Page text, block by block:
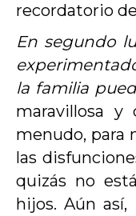
recordatorio
En segundo
la familia
maravillosa y
menudo, para
las
quizás no
hijos. Aún